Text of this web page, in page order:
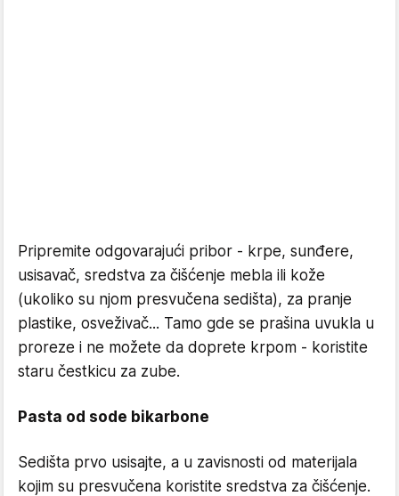
Pripremite odgovarajući pribor - krpe, sunđere,
usisavač, sredstva za čišćenje mebla ili kože
(ukoliko su njom presvučena sedišta), za pranje
plastike, osveživač... Tamo gde se prašina uvukla u
proreze i ne možete da doprete krpom - koristite
staru čestkicu za zube.
Pasta od sode bikarbone
Sedišta prvo usisajte, a u zavisnosti od materijala
kojim su presvučena koristite sredstva za čišćenje.